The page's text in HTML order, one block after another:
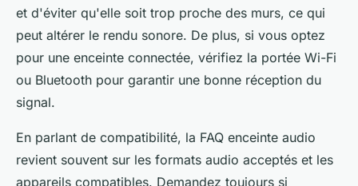
et d'éviter qu'elle soit trop proche des murs, ce qui
peut altérer le rendu sonore. De plus, si vous optez
pour une enceinte connectée, vérifiez la portée Wi-Fi
ou Bluetooth pour garantir une bonne réception du
signal.
En parlant de compatibilité, la FAQ enceinte audio
revient souvent sur les formats audio acceptés et les
appareils compatibles. Demandez toujours si